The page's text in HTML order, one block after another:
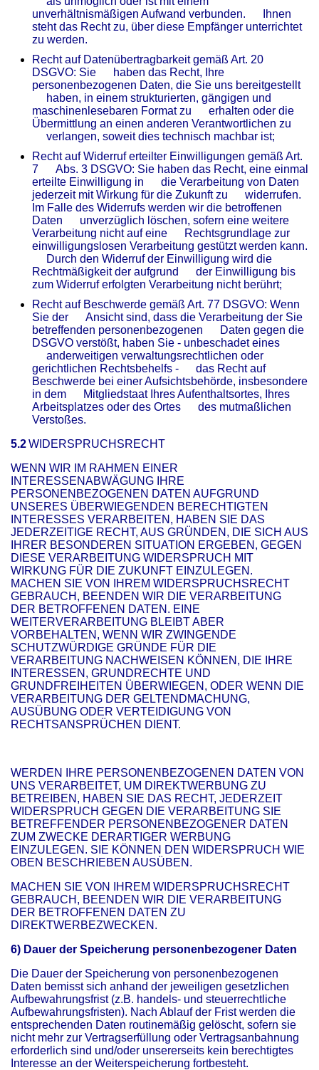
unverhältnismäßigen Aufwand verbunden. Ihnen
steht das Recht zu, über diese Empfänger unterrichtet
zu werden.
Recht auf Datenübertragbarkeit gemäß Art. 20
DSGVO: Sie haben das Recht, Ihre
personenbezogenen Daten, die Sie uns bereitgestellt
haben, in einem strukturierten, gängigen und
maschinenlesebaren Format zu erhalten oder die
Übermittlung an einen anderen Verantwortlichen zu
verlangen, soweit dies technisch machbar ist;
Recht auf Widerruf erteilter Einwilligungen gemäß Art.
7 Abs. 3 DSGVO: Sie haben das Recht, eine einmal
erteilte Einwilligung in die Verarbeitung von Daten
jederzeit mit Wirkung für die Zukunft zu widerrufen.
Im Falle des Widerrufs werden wir die betroffenen
Daten unverzüglich löschen, sofern eine weitere
Verarbeitung nicht auf eine Rechtsgrundlage zur
einwilligungslosen Verarbeitung gestützt werden kann.
Durch den Widerruf der Einwilligung wird die
Rechtmäßigkeit der aufgrund der Einwilligung bis
zum Widerruf erfolgten Verarbeitung nicht berührt;
Recht auf Beschwerde gemäß Art. 77 DSGVO: Wenn
Sie der Ansicht sind, dass die Verarbeitung der Sie
betreffenden personenbezogenen Daten gegen die
DSGVO verstößt, haben Sie - unbeschadet eines
anderweitigen verwaltungsrechtlichen oder
gerichtlichen Rechtsbehelfs - das Recht auf
Beschwerde bei einer Aufsichtsbehörde, insbesondere
in dem Mitgliedstaat Ihres Aufenthaltsortes, Ihres
Arbeitsplatzes oder des Ortes des mutmaßlichen
Verstoßes.
5.2WIDERSPRUCHSRECHT
WENN WIR IM RAHMEN EINER
INTERESSENABWÄGUNG IHRE
PERSONENBEZOGENEN DATEN AUFGRUND
UNSERES ÜBERWIEGENDEN BERECHTIGTEN
INTERESSES VERARBEITEN, HABEN SIE DAS
JEDERZEITIGE RECHT, AUS GRÜNDEN, DIE SICH AUS
IHRER BESONDEREN SITUATION ERGEBEN, GEGEN
DIESE VERARBEITUNG WIDERSPRUCH MIT
WIRKUNG FÜR DIE ZUKUNFT EINZULEGEN.
MACHEN SIE VON IHREM WIDERSPRUCHSRECHT
GEBRAUCH, BEENDEN WIR DIE VERARBEITUNG
DER BETROFFENEN DATEN. EINE
WEITERVERARBEITUNG BLEIBT ABER
VORBEHALTEN, WENN WIR ZWINGENDE
SCHUTZWÜRDIGE GRÜNDE FÜR DIE
VERARBEITUNG NACHWEISEN KÖNNEN, DIE IHRE
INTERESSEN, GRUNDRECHTE UND
GRUNDFREIHEITEN ÜBERWIEGEN, ODER WENN DIE
VERARBEITUNG DER GELTENDMACHUNG,
AUSÜBUNG ODER VERTEIDIGUNG VON
RECHTSANSPRÜCHEN DIENT.
WERDEN IHRE PERSONENBEZOGENEN DATEN VON
UNS VERARBEITET, UM DIREKTWERBUNG ZU
BETREIBEN, HABEN SIE DAS RECHT, JEDERZEIT
WIDERSPRUCH GEGEN DIE VERARBEITUNG SIE
BETREFFENDER PERSONENBEZOGENER DATEN
ZUM ZWECKE DERARTIGER WERBUNG
EINZULEGEN. SIE KÖNNEN DEN WIDERSPRUCH WIE
OBEN BESCHRIEBEN AUSÜBEN.
MACHEN SIE VON IHREM WIDERSPRUCHSRECHT
GEBRAUCH, BEENDEN WIR DIE VERARBEITUNG
DER BETROFFENEN DATEN ZU
DIREKTWERBEZWECKEN.
6) Dauer der Speicherung personenbezogener Daten
Die Dauer der Speicherung von personenbezogenen
Daten bemisst sich anhand der jeweiligen gesetzlichen
Aufbewahrungsfrist (z.B. handels- und steuerrechtliche
Aufbewahrungsfristen). Nach Ablauf der Frist werden die
entsprechenden Daten routinemäßig gelöscht, sofern sie
nicht mehr zur Vertragserfüllung oder Vertragsanbahnung
erforderlich sind und/oder unsererseits kein berechtigtes
Interesse an der Weiterspeicherung fortbesteht.